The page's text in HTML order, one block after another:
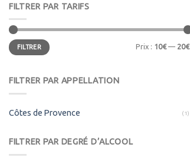
FILTRER PAR TARIFS
Prix
min
Prix
maxFILTRER Prix : 10€— 20€
FILTRER PAR APPELLATION
Côtes de Provence (1)
FILTRER PAR DEGRÉ D’ALCOOL